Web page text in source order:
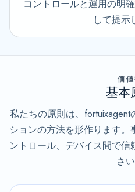
コントロールと運用の明
して提示
価
基本
私たちの原則は、
ションの方法を形作ります
ントロール、デバイス間で
さい